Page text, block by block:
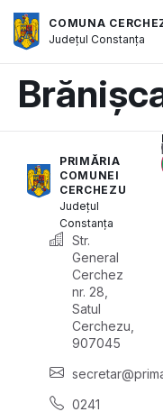
COMUNA
JudețulConstanța
PRIMĂRIA
COMUNEI
CERCHEZU
Județul
Constanța
Str.
General
Cerchez
nr. 28,
Satul
Cerchezu,
907045
0241